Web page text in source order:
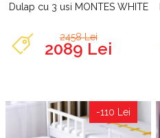
Dulap cu 3 usi MONTES WHITE
2458 Lei
2089 Lei
-110 Lei